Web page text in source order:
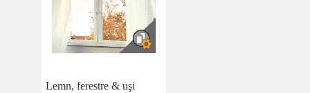
Lemn, ferestre & uşi